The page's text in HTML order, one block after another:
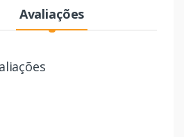
Avaliações